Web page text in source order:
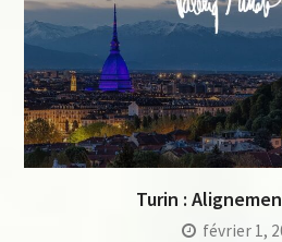
Turin :
février 1,